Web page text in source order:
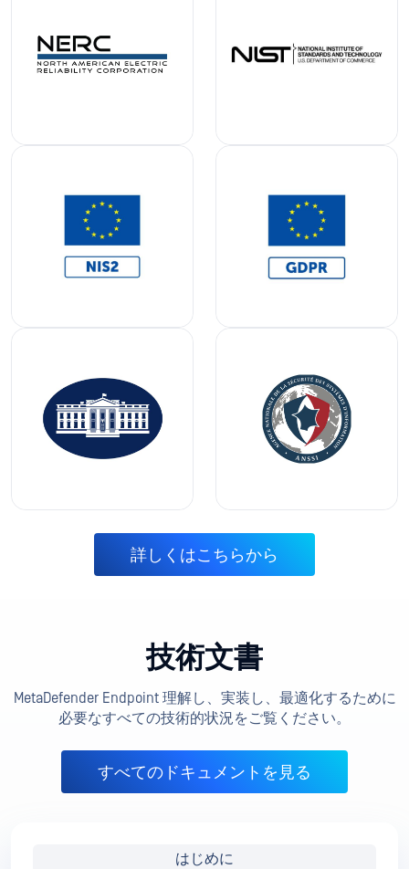
詳しくはこちらから
技術文書
MetaDefender Endpoint 理解し、実装し、最適化するために
必要なすべての技術的状況をご覧ください。
すべてのドキュメントを見る
はじめに